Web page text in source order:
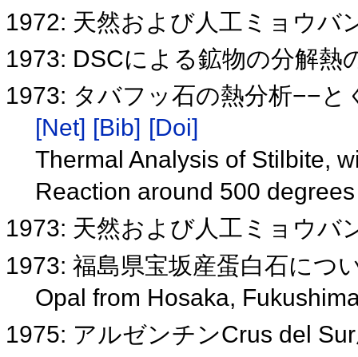
1972: 天然および人工ミョウバ
1973: DSCによる鉱物の分解熱
1973: タバフッ石の熱分析−−
[Net] [Bib] [Doi]
Thermal Analysis of Stilbite,
Reaction around 500
1973: 天然および人工ミョウバ
1973: 福島県宝坂産蛋白石につ
Opal from Hosaka,
1975: アルゼンチンCrus del